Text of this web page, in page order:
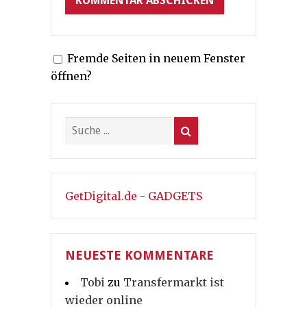
Fremde Seiten in neuem Fenster
öffnen?
GetDigital.de - GADGETS
NEUESTE KOMMENTARE
Tobi zu Transfermarkt ist
wieder online